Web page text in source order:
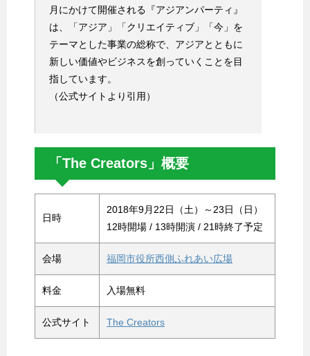
月にかけて開催される『アジアンパーティ』
は、「アジア」「クリエイティブ」「今」を
テーマとした事業の総称で、アジアとともに
新しい価値やビジネスを創っていくことを目
指しています。
（公式サイトより引用）
「The Creators」概要
日時
2018年9月22日（土）～23日（日）
12時開場 / 13時開演 / 21時終了予定
会場 福岡市役所西側ふれあい広場
料金 入場無料
公式サイト The Creators